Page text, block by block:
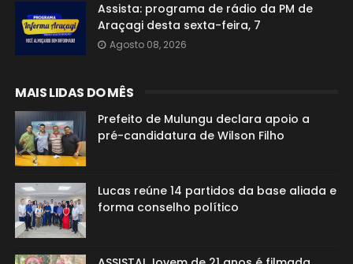
Assista: programa de rádio da PM de
Araçagi desta sexta-feira, 7
Agosto 08, 2026
MAIS LIDAS DO MÊS
Prefeito de Mulungu declara apoio a
pré-candidatura de Wilson Filho
Lucas reúne 14 partidos da base aliada e
forma conselho político